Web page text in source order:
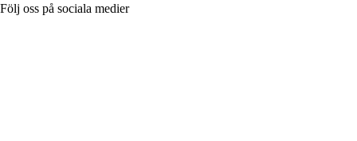
Följ oss på sociala medier